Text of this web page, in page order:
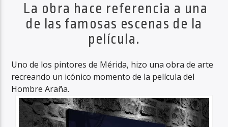
La obra hace referencia a una
de las famosas escenas de la
película.
Uno de los pintores de Mérida, hizo una obra de arte
recreando un icónico momento de la película del
Hombre Araña.